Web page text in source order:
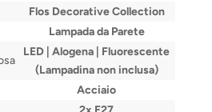
Flos Decorative Collection
Lampada da Parete
LED | Alogena | Fluorescente
(Lampadina non inclusa)
Acciaio